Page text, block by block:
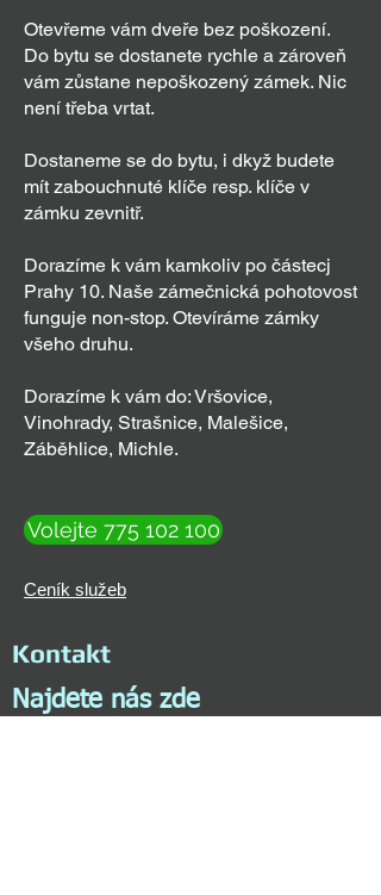
Otevřeme vám dveře bez poškození.
Do bytu se dostanete rychle a zároveň
vám zůstane nepoškozený zámek. Nic
není třeba vrtat.
Dostaneme se do bytu, i dkyž budete
mít zabouchnuté klíče resp. klíče v
zámku zevnitř.
Dorazíme k vám kamkoliv po částecj
Prahy 10. Naše zámečnická pohotovost
funguje non-stop. Otevíráme zámky
všeho druhu.
Dorazíme k vám do: Vršovice,
Vinohrady, Strašnice, Malešice,
Záběhlice, Michle.
Volejte 775 102 100
Ceník služeb
Kontakt
Najdete nás zde